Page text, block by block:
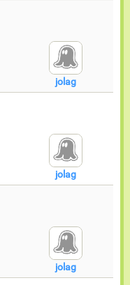
jolag
jolag
jolag